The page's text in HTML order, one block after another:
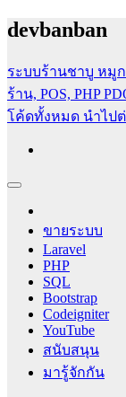
Skip
to
devbanban
ระบบร้านชาบู หมู
ร้าน, POS, PHP
โค้ดทั้งหมด นำไป
และระบบฐานข้อมู
มากมาย
ขายระบบ
Laravel
PHP
SQL
Bootstrap
Codeigniter
YouTube
สนับสนุน
มารู้จักกัน